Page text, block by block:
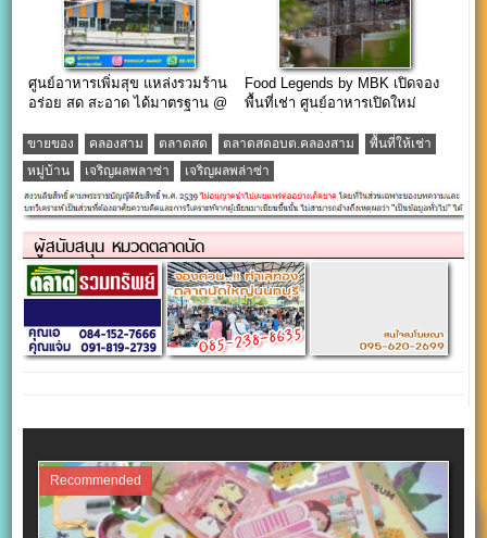
ศูนย์อาหารเพิ่มสุข แหล่งรวมร้าน
อร่อย สด สะอาด ได้มาตรฐาน @
Food Legends by MBK เปิดจอง
พื้นที่เช่า ศูนย์อาหารเปิดใหม่
ขายของ คลองสาม ตลาดสด ตลาดสดอบต.คลองสาม
พื้นที่ให้เช่า
หมู่บ้าน
เจริญผลพลาซ่า เจริญผลพล่าซ่า
ผู้สนับสนุน หมวดตลาดนัด
Recommended